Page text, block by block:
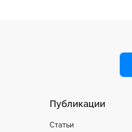
Публикации
Статьи